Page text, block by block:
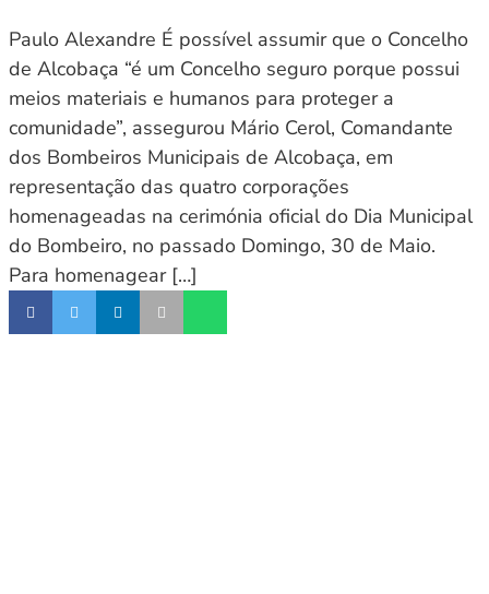
Paulo Alexandre É possível assumir que o Concelho
de Alcobaça “é um Concelho seguro porque possui
meios materiais e humanos para proteger a
comunidade”, assegurou Mário Cerol, Comandante
dos Bombeiros Municipais de Alcobaça, em
representação das quatro corporações
homenageadas na cerimónia oficial do Dia Municipal
do Bombeiro, no passado Domingo, 30 de Maio.
Para homenagear […]